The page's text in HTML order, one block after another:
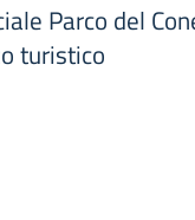
Parco del
turistico